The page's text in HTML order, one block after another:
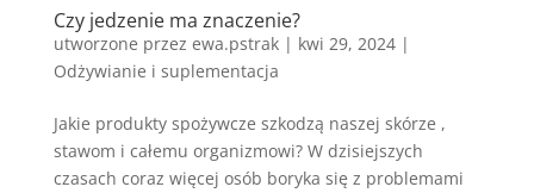
Czy jedzenie ma znaczenie?
utworzone przez ewa.pstrak| kwi 29, 2024|
Odżywianie i suplementacja
Jakie produkty spożywcze szkodzą naszej skórze ,
stawom i całemu organizmowi? W dzisiejszych
czasach coraz więcej osób boryka się z problemami